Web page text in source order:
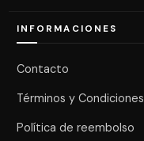
INFORMACIONES
Contacto
Términos y Condiciones
Política de reembolso